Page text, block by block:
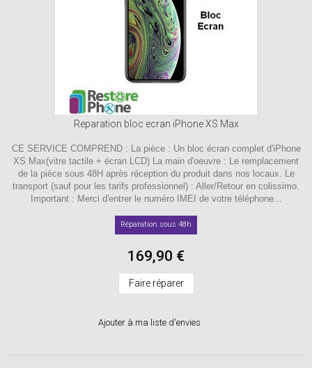
Reparation bloc ecran iPhone XS Max
CE SERVICE COMPREND : La pièce : Un bloc écran complet d'iPhone
XS Max(vitre tactile + écran LCD) La main d'oeuvre : Le remplacement
de la pièce sous 48H après réception du produit dans nos locaux. Le
transport (sauf pour les tarifs professionnel) : Aller/Retour en colissimo.
Important : Merci d'entrer le numéro IMEI de votre téléphone...
Réparation sous 48h
169,90 €
Faire réparer
Ajouter à ma liste d'envies